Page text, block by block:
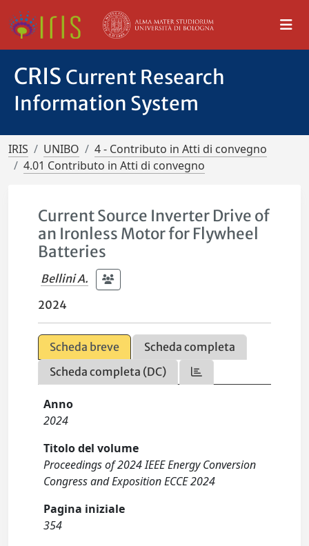
CRIS Current Research
Information System
IRIS UNIBO
4 - Contributo in Atti di convegno
4.01 Contributo in Atti di convegno
Current Source Inverter Drive of
an Ironless Motor for Flywheel
Batteries
Bellini A.
2024
Scheda breve
Scheda completa
Scheda completa (DC)
Anno
2024
Titolo del volume
Proceedings of 2024 IEEE Energy Conversion
Congress and Exposition ECCE 2024
Pagina iniziale
354